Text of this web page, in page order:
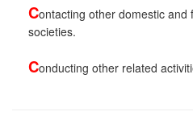
Contacting other domestic and
societies.
Conducting other related